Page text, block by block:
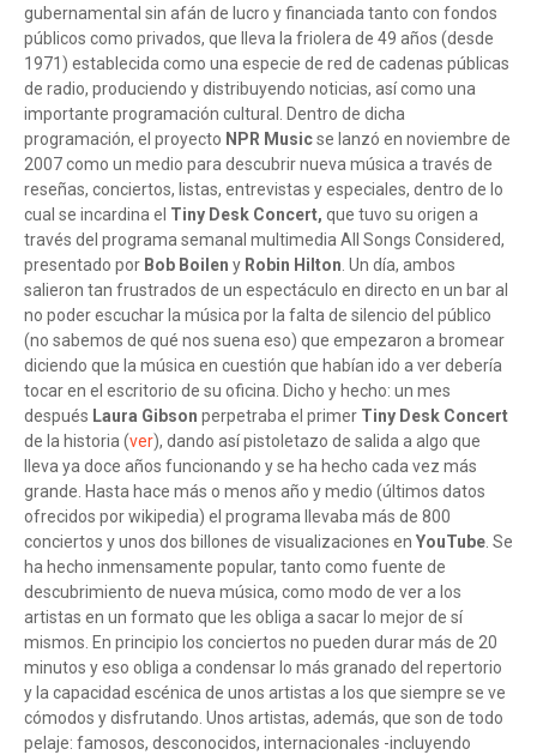
gubernamental sin afán de lucro y financiada tanto con fondos
públicos como privados, que lleva la friolera de 49 años (desde
1971) establecida como una especie de red de cadenas públicas
de radio, produciendo y distribuyendo noticias, así como una
importante programación cultural. Dentro de dicha
programación, el proyecto NPR Musicse lanzó en noviembre de
2007 como un medio para descubrir nueva música a través de
reseñas, conciertos, listas, entrevistas y especiales, dentro de lo
cual se incardina el Tiny Desk Concert, que tuvo su origen a
través del programa semanal multimedia All Songs Considered,
presentado por Bob Boilen y Robin Hilton. Un día, ambos
salieron tan frustrados de un espectáculo en directo en un bar al
no poder escuchar la música por la falta de silencio del público
(no sabemos de qué nos suena eso) que empezaron a bromear
diciendo que la música en cuestión que habían ido a ver debería
tocar en el escritorio de su oficina. Dicho y hecho: un mes
después Laura Gibson perpetraba el primer Tiny Desk Concert
de la historia (ver), dando así pistoletazo de salida a algo que
lleva ya doce años funcionando y se ha hecho cada vez más
grande. Hasta hace más o menos año y medio (últimos datos
ofrecidos por wikipedia) el programa llevaba más de 800
conciertos y unos dos billones de visualizaciones en YouTube. Se
ha hecho inmensamente popular, tanto como fuente de
descubrimiento de nueva música, como modo de ver a los
artistas en un formato que les obliga a sacar lo mejor de sí
mismos. En principio los conciertos no pueden durar más de 20
minutos y eso obliga a condensar lo más granado del repertorio
y la capacidad escénica de unos artistas a los que siempre se ve
cómodos y disfrutando. Unos artistas, además, que son de todo
pelaje: famosos, desconocidos, internacionales -incluyendo